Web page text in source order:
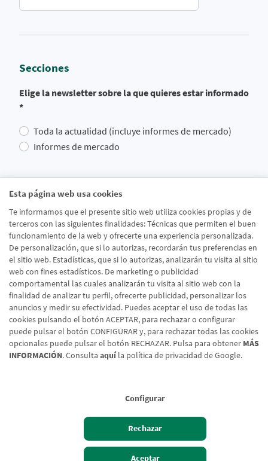
Esta página web usa cookies
Te informamos que el presente sitio web utiliza cookies propias y de
terceros con las siguientes finalidades: Técnicas que permiten el buen
funcionamiento de la web y ofrecerte una experiencia personalizada.
De personalización, que si lo autorizas, recordarán tus preferencias en
el sitio web. Estadísticas, que si lo autorizas, analizarán tu visita al sitio
web con fines estadísticos. De marketing o publicidad
comportamental las cuales analizarán tu visita al sitio web con la
finalidad de analizar tu perfil, ofrecerte publicidad, personalizar los
anuncios y medir su efectividad. Puedes aceptar el uso de todas las
cookies pulsando el botón ACEPTAR, para rechazar o configurar
puede pulsar el botón CONFIGURAR y, para rechazar todas las cookies
opcionales puede pulsar el botón RECHAZAR. Pulsa para obtener MÁS
INFORMACIÓN. Consulta aquíla política de privacidad de Google.
Configurar
Rechazar
Aceptar
Secciones
Elige la newsletter sobre la que quieres estar informado
*
Toda la actualidad (incluye informes de mercado)
Informes de mercado
He leído y acepto laPolítica de Protección de Datos
Usuarios Web
Enviar formulario
Aviso legal
Política de cookies
Protección de Datos